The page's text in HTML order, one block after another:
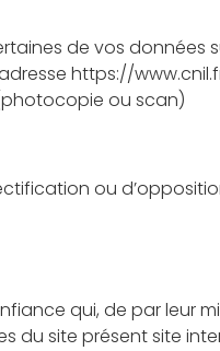
de vos données
https://
ou scan)
ou
qui, de par leur
du site présent site